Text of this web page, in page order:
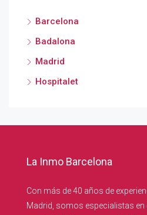
Barcelona
Badalona
Madrid
Hospitalet
La Inmo Barcelona
Con más de 40 años de
Madrid, somos especialistas en